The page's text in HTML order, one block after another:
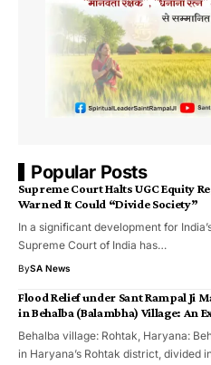
Popular Posts
Supreme Court Halts UGC Equity
Warned It Could “Divide Society”
In a significant development for
Supreme Court of India has…
BySA News
Flood Relief under Sant Rampal Ji
in Behalba (Balambha) Village: An
Behalba village: Rohtak, Haryana:
in Haryana’s Rohtak district, divided